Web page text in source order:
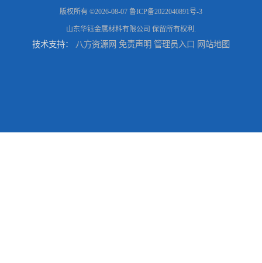
版权所有 ©2026-08-07 鲁ICP备2022040891号-3
山东华钰金属材料有限公司 保留所有权利.
技术支持： 八方资源网 免责声明 管理员入口 网站地图